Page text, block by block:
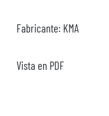
Fabricante: KMA
Vista en PDF